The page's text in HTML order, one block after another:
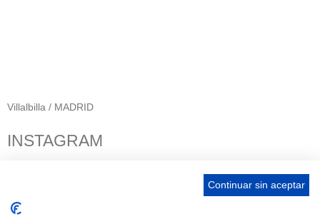
Villalbilla / MADRID
INSTAGRAM
ENLACES
Continuar sin aceptar